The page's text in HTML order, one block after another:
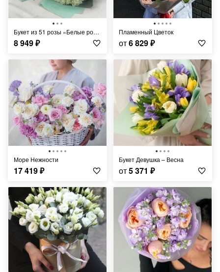
Букет из 51 розы «Белые розы Аваланч в дизайнерской упаковке»
8 949₽
Пламенный Цветок
от6 829₽
Море Нежности
17 419₽
Букет Девушка – Весна
от5 371 ₽